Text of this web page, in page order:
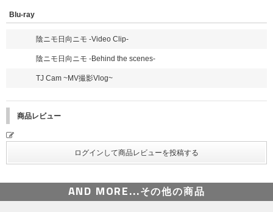
Blu-ray
陰ニモ日向ニモ -Video Clip-
陰ニモ日向ニモ -Behind the scenes-
TJ Cam ~MV撮影Vlog~
商品レビュー
AND MORE...その他の商品